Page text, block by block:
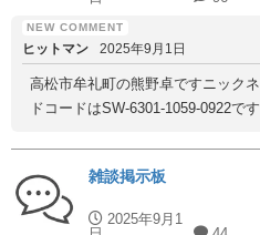
ヒットマン 2025年9月1日
高松市牟礼町の熊野卓ですニック
ドコードはSW-6301-1059-0922で
雑談掲示板
2025年9月1